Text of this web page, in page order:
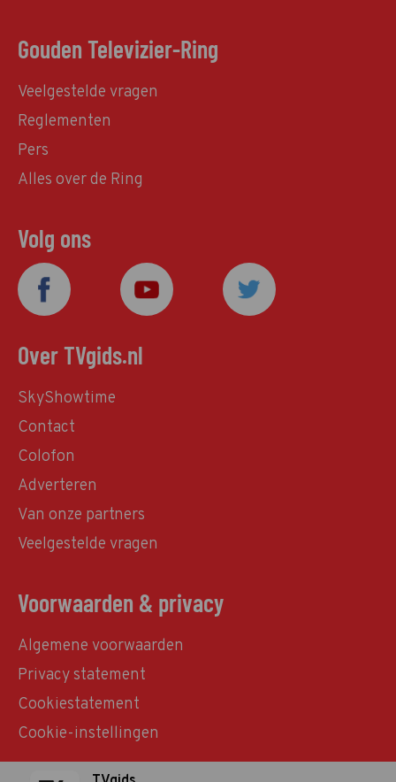
Gouden Televizier-Ring
Veelgestelde vragen
Reglementen
Pers
Alles over de Ring
Volg ons
Over TVgids.nl
SkyShowtime
Contact
Colofon
Adverteren
Van onze partners
Veelgestelde vragen
Voorwaarden & privacy
Algemene voorwaarden
Privacy statement
Cookiestatement
Cookie-instellingen